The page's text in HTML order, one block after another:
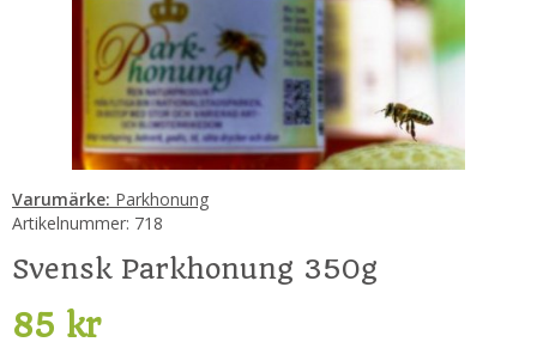
Varumärke: Parkhonung
Artikelnummer: 718
Svensk Parkhonung 350g
85 kr